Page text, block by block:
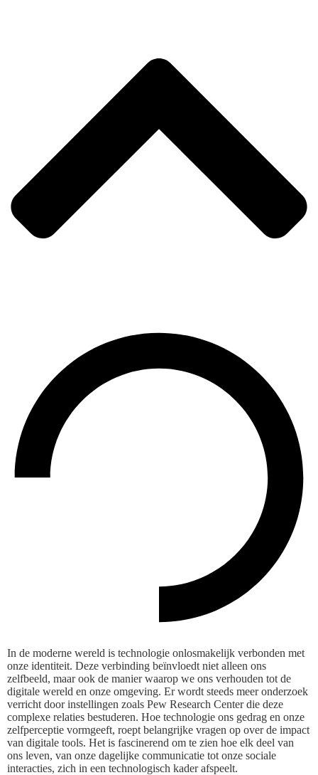
In de moderne wereld is technologie onlosmakelijk verbonden met
onze identiteit. Deze verbinding beïnvloedt niet alleen ons
zelfbeeld, maar ook de manier waarop we ons verhouden tot de
digitale wereld en onze omgeving. Er wordt steeds meer onderzoek
verricht door instellingen zoals Pew Research Center die deze
complexe relaties bestuderen. Hoe technologie ons gedrag en onze
zelfperceptie vormgeeft, roept belangrijke vragen op over de impact
van digitale tools. Het is fascinerend om te zien hoe elk deel van
ons leven, van onze dagelijke communicatie tot onze sociale
interacties, zich in een technologisch kader afspeelt.